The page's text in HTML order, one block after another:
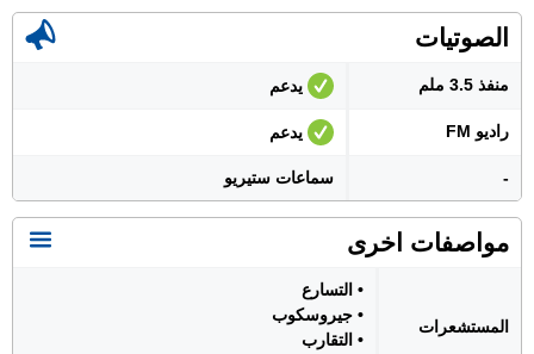
الصوتيات
منفذ 3.5 ملم يدعم
راديو FM يدعم
- سماعات ستيريو
مواصفات اخرى
المستشعرات
• التسارع
• جيروسكوب
• التقارب